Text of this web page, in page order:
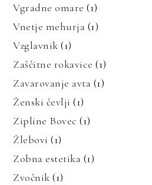
Vgradne omare (1)
Vnetje mehurja (1)
Vzglavnik (1)
Zaščitne rokavice (1)
Zavarovanje avta (1)
Ženski čevlji (1)
Zipline Bovec (1)
Žlebovi (1)
Zobna estetika (1)
Zvočnik (1)